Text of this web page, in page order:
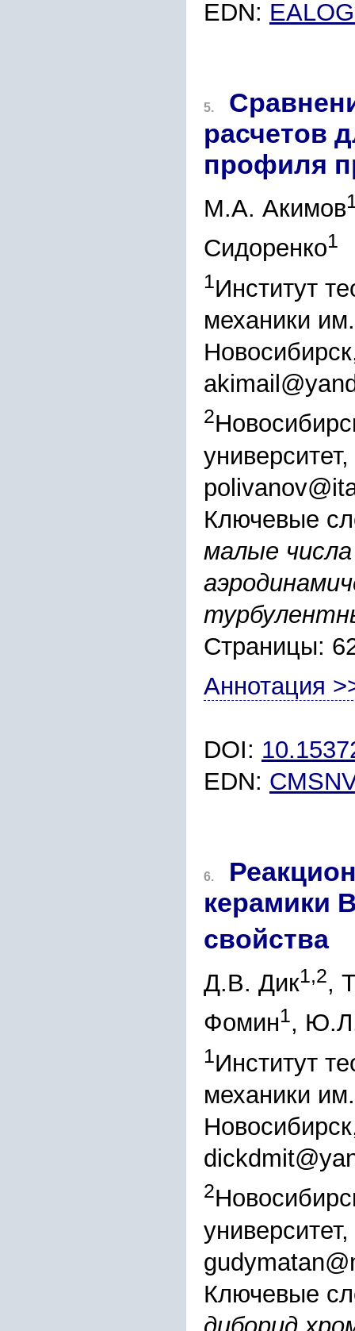
EDN:
5.
расчетов
профиля
М.А. Акимов
Сидоренко1
1Институт
механики
2
Ключевые
малые
Страницы:
Аннотация
DOI:
EDN:
6.
керамики
свойства
Д.В. Дик1,2,
Фомин1,
1Институт
механики
2
Ключевые